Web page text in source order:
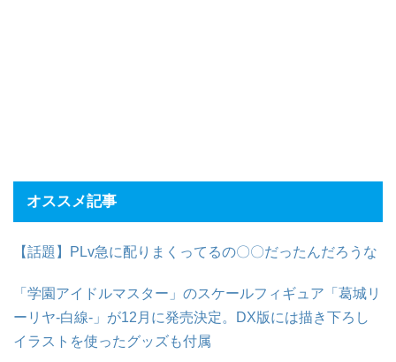
オススメ記事
【話題】PLv急に配りまくってるの〇〇だったんだろうな
「学園アイドルマスター」のスケールフィギュア「葛城リ
ーリヤ-白線-」が12月に発売決定。DX版には描き下ろし
イラストを使ったグッズも付属